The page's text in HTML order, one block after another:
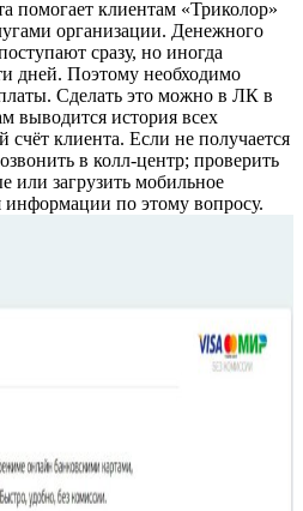
помогает клиентам «Триколор»
организации. Денежного
сразу, но иногда
дней. Поэтому необходимо
Сделать это можно в ЛК в
выводится история всех
счёт клиента. Если не получается
в колл-центр; проверить
или загрузить мобильное
по этому вопросу.